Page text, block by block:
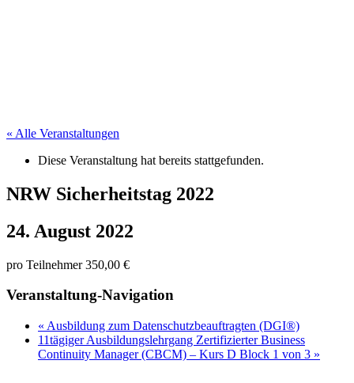
« Alle Veranstaltungen
Diese Veranstaltung hat bereits stattgefunden.
NRW Sicherheitstag 2022
24. August 2022
pro Teilnehmer 350,00 €
Veranstaltung-Navigation
« Ausbildung zum Datenschutzbeauftragten (DGI®)
11tägiger Ausbildungslehrgang Zertifizierter Business
Continuity Manager (CBCM) – Kurs D Block 1 von 3 »